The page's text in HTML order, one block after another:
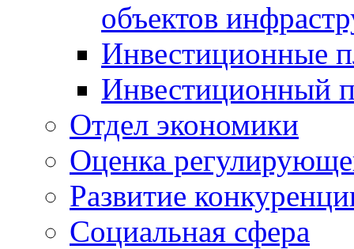
объектов
Инвестиционные
Инвестиционный
Отдел экономики
Оценка
Развитие
Социальная сфера